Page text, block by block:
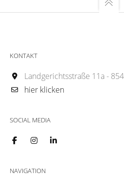
KONTAKT
Landgerichtsstraße 11a -
hier klicken
SOCIAL MEDIA
NAVIGATION